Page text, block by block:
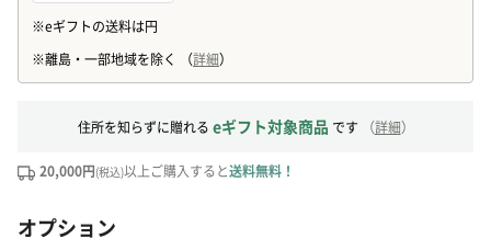
住所を知らずに贈れる eギフト対象商品 です （詳細）
20,000円(税込)以上ご購入すると送料無料！
オプション